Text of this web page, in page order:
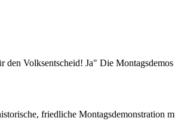
Volksentscheid! Ja" Die
friedliche Montagsdemonstration